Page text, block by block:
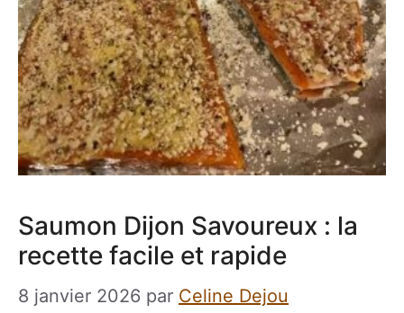
Saumon Dijon Savoureux : la
recette facile et rapide
8 janvier 2026 par Celine Dejou